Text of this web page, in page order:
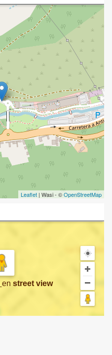
Leaflet | Wasi - ©OpenStreetMap
en street view